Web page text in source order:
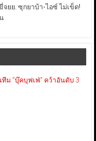
ยย. ซุกยาบ้า-ไอซ์ ไม่เข็ด!
ม “บุ๊คบุฟเฟ่” คว้าอันดับ 3